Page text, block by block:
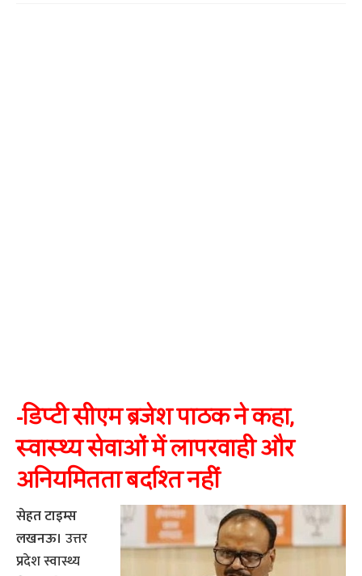
-डिप्टी सीएम ब्रजेश पाठक ने कहा,
स्वास्थ्य सेवाओं में लापरवाही और
अनियमितता बर्दाश्त नहीं
सेहत टाइम्स
लखनऊ। उत्तर
प्रदेश स्वास्थ्य